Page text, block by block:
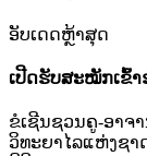
ອັບເດດຫຼ້າສຸດ
ເປີດຮັບສະໝັກເຂົ້າ
ຂໍເຊີນຊວນຄູ-ອາຈ
ວິທະຍາໄລແຫ່ງຊ